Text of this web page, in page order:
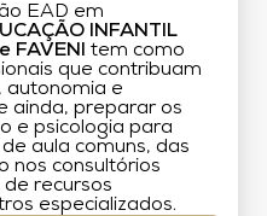
EAD em
INFANTIL
FAVENI
tem como
que contribuam
autonomia e
ainda, preparar os
e psicologia para
aula comuns, das
nos consultórios
de recursos
especializados.